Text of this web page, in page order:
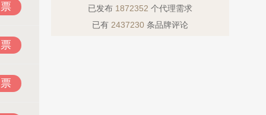
已发布 1872352 个代理需求
已有 2437230 条品牌评论